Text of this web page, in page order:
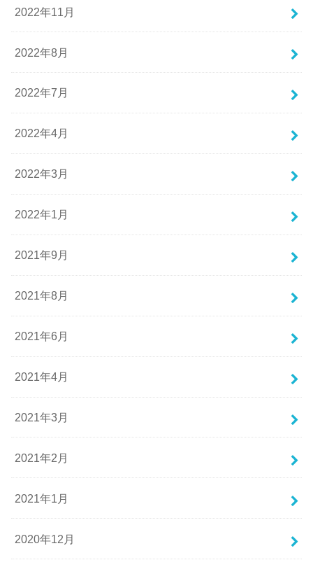
2022年11月
2022年8月
2022年7月
2022年4月
2022年3月
2022年1月
2021年9月
2021年8月
2021年6月
2021年4月
2021年3月
2021年2月
2021年1月
2020年12月